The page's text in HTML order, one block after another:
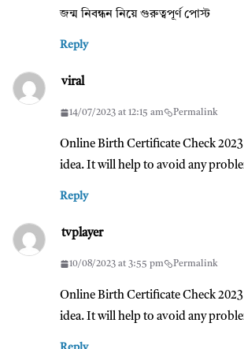
জন্ম নিবন্ধন নিয়ে গুরুত্বপূর্ণ পোস্ট
Reply
viral
14/07/2023 at 12:15 am Permalink
Online Birth Certificate Check 2023
idea. It will help to avoid any
Reply
tvplayer
10/08/2023 at 3:55 pm Permalink
Online Birth Certificate Check 2023
idea. It will help to avoid any